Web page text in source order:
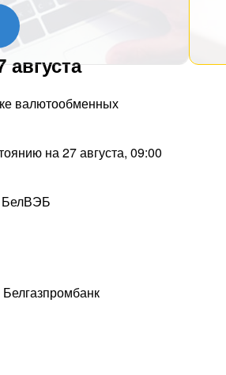
валютообменных
на 27 августа, 09:00